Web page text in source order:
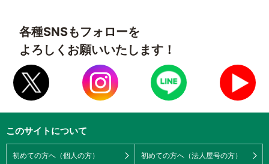
各種SNSもフォローを
よろしくお願いいたします！
このサイトについて
初めての方へ（個人の方） 初めての方へ（法人屋号の方）